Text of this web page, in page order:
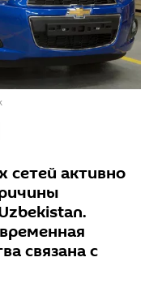
сетей активно
связана с